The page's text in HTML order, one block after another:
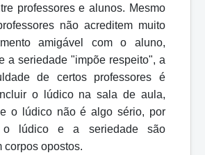
professores e alunos. Mesmo
não acreditem muito
amigável com o aluno,
a seriedade "impõe respeito", a
de certos professores é
o lúdico na sala de aula,
o lúdico não é algo sério, por
o lúdico e a seriedade são
corpos opostos.